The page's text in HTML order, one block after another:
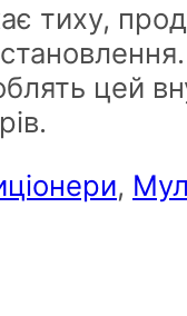
тиху,
цей
,